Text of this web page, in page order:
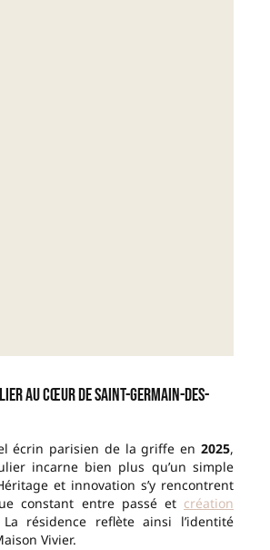
au cœur de Saint-Germain-des-
écrin parisien de la griffe en 2025,
incarne bien plus qu’un simple
et innovation s’y rencontrent
constant entre passé et création
résidence reflète ainsi l’identité
Vivier.